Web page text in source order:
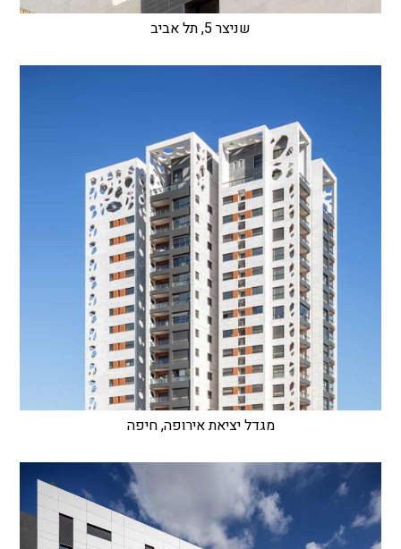
שניצר 5, תל אביב
מגדל יציאת אירופה, חיפה